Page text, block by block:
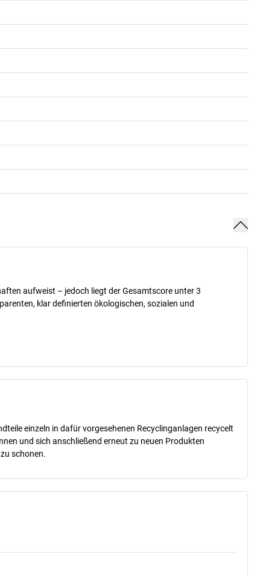
aufweist – jedoch liegt der Gesamtscore unter 3
klar definierten ökologischen, sozialen und
einzeln in dafür vorgesehenen Recyclinganlagen recycelt
und sich anschließend erneut zu neuen Produkten
schonen.